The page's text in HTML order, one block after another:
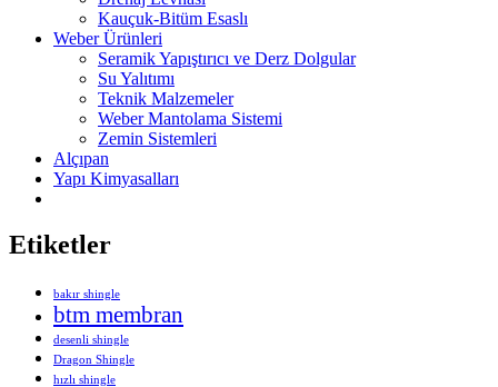
Kauçuk-Bitüm Esaslı
Weber Ürünleri
Seramik Yapıştırıcı ve Derz Dolgular
Su Yalıtımı
Teknik Malzemeler
Weber Mantolama Sistemi
Zemin Sistemleri
Alçıpan
Yapı Kimyasalları
Etiketler
bakır shingle
btm membran
desenli shingle
Dragon Shingle
hızlı shingle